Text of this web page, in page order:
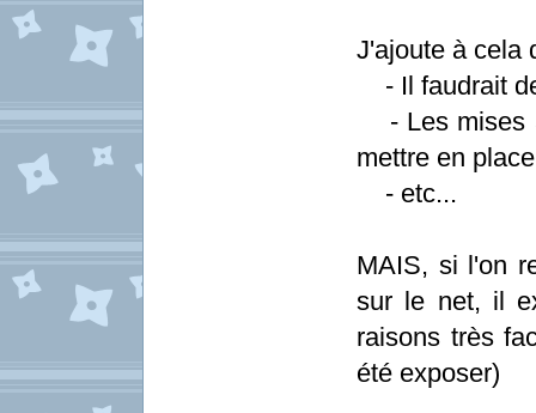
J'ajoute à cela
- Il faudrait
- Les mises
mettre en place
- etc...
MAIS, si l'on
sur le net, il
raisons très
été exposer)